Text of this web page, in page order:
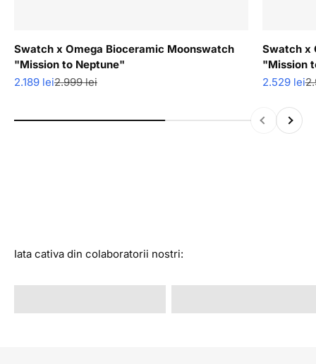
Swatch x Omega Bioceramic Moonswatch
"Mission to Neptune"
Pret redus
2.189 leiPret normal
2.999 lei
Swatch x
"Mission
Pret redus
2.529 lei
InapoiInainte
Descopera produse cu ultimele bucati disponibile in stoc
Iata cativa din colaboratorii nostri: